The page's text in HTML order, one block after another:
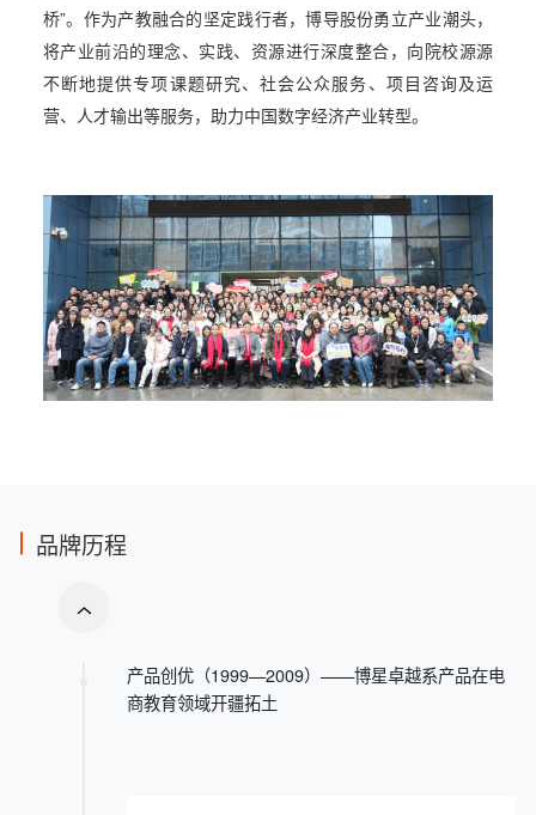
桥”。作为产教融合的坚定践行者，博导股份勇立产业潮头，
将产业前沿的理念、实践、资源进行深度整合，向院校源源
不断地提供专项课题研究、社会公众服务、项目咨询及运
营、人才输出等服务，助力中国数字经济产业转型。
品牌历程
产品创优（1999—2009）——博星卓越系产品在电
商教育领域开疆拓土